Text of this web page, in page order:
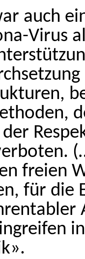
auch
Virus
freien
für die